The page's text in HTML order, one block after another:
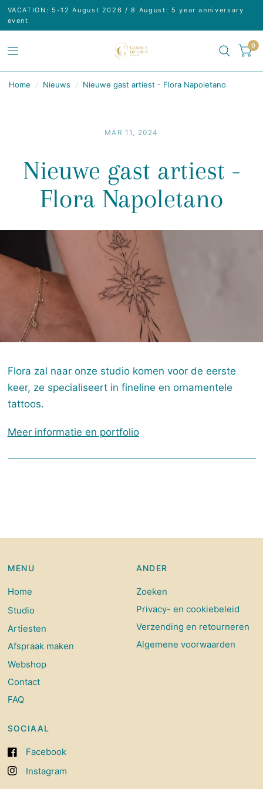
VACATION: 5-12 August 2026 / 8 August: 5 year anniversary
event
0
Home / Nieuws / Nieuwe gast artiest - Flora Napoletano
MAR 11, 2024
Nieuwe gast artiest -
Flora Napoletano
Flora zal naar onze studio komen voor de eerste
keer, ze specialiseert in fineline en ornamentele
tattoos.
Meer informatie en portfolio
MENU
Home
Studio
Artiesten
Afspraak maken
Webshop
Contact
FAQ
ANDER
Zoeken
Privacy- en cookiebeleid
Verzending en retourneren
Algemene voorwaarden
SOCIAAL
Facebook
Instagram